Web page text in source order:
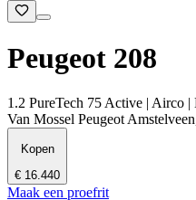
Peugeot 208
1.2 PureTech 75 Active | Airco |
Van Mossel Peugeot
Kopen
€ 16.440
Maak een proefrit